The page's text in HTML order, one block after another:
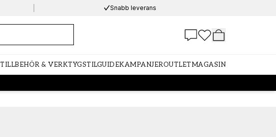
Snabb leverans
TILLBEHÖR & VERKTYGSTILGUIDEKAMPANJEROUTLETMAGASIN